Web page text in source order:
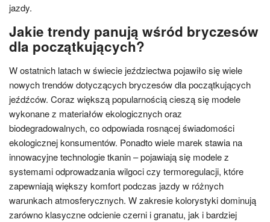
jazdy.
Jakie trendy panują wśród bryczesów
dla początkujących?
W ostatnich latach w świecie jeździectwa pojawiło się wiele
nowych trendów dotyczących bryczesów dla początkujących
jeźdźców. Coraz większą popularnością cieszą się modele
wykonane z materiałów ekologicznych oraz
biodegradowalnych, co odpowiada rosnącej świadomości
ekologicznej konsumentów. Ponadto wiele marek stawia na
innowacyjne technologie tkanin – pojawiają się modele z
systemami odprowadzania wilgoci czy termoregulacji, które
zapewniają większy komfort podczas jazdy w różnych
warunkach atmosferycznych. W zakresie kolorystyki dominują
zarówno klasyczne odcienie czerni i granatu, jak i bardziej